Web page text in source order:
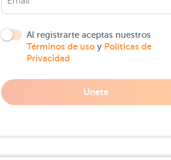
Al registrarte aceptas nuestros
Términos de uso y Políticas de
Privacidad
Unete